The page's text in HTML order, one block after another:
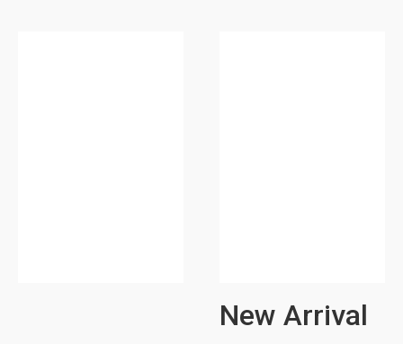
New Arrival